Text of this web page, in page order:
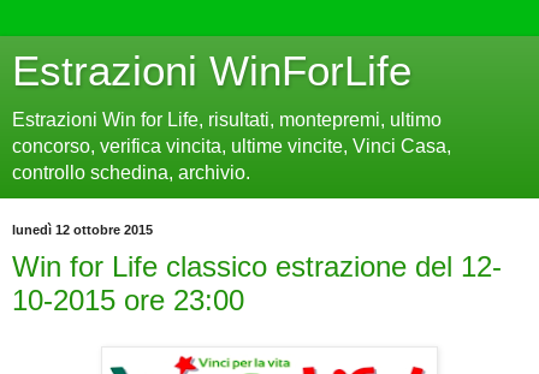
Estrazioni WinForLife
Estrazioni Win for Life, risultati, montepremi, ultimo
concorso, verifica vincita, ultime vincite, Vinci Casa,
controllo schedina, archivio.
lunedì 12 ottobre 2015
Win for Life classico estrazione del 12-
10-2015 ore 23:00